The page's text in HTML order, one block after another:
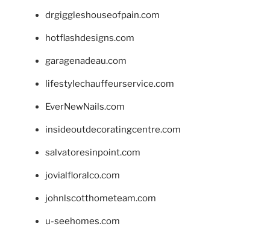
drgiggleshouseofpain.com
hotflashdesigns.com
garagenadeau.com
lifestylechauffeurservice.com
EverNewNails.com
insideoutdecoratingcentre.com
salvatoresinpoint.com
jovialfloralco.com
johnlscotthometeam.com
u-seehomes.com